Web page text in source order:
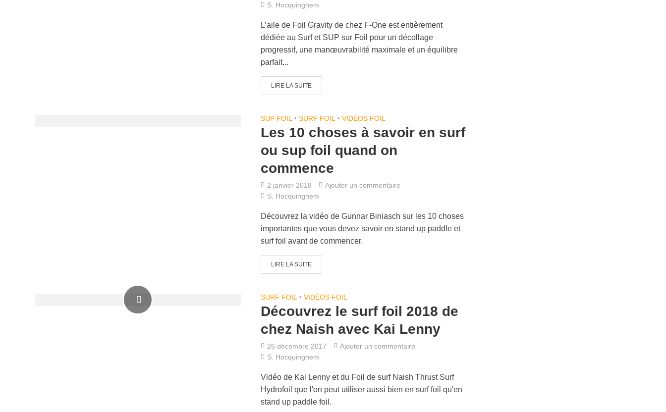
S. Hocquinghem
L’aile de Foil Gravity de chez F-One est entièrement
dédiée au Surf et SUP sur Foil pour un décollage
progressif, une manœuvrabilité maximale et un équilibre
parfait...
LIRE LA SUITE
SUP FOIL • SURF FOIL • VIDÉOS FOIL
Les 10 choses à savoir en surf
ou sup foil quand on
commence
2 janvier 2018
Ajouter un commentaire
S. Hocquinghem
Découvrez la vidéo de Gunnar Biniasch sur les 10 choses
importantes que vous devez savoir en stand up paddle et
surf foil avant de commencer.
LIRE LA SUITE
SURF FOIL • VIDÉOS FOIL
Découvrez le surf foil 2018 de
chez Naish avec Kai Lenny
26 décembre 2017
Ajouter un commentaire
S. Hocquinghem
Vidéo de Kai Lenny et du Foil de surf Naish Thrust Surf
Hydrofoil que l'on peut utiliser aussi bien en surf foil qu'en
stand up paddle foil.